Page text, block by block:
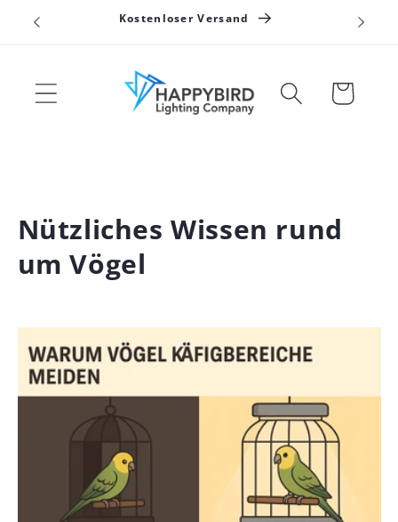
zum
Kostenloser Versand
Warenkorb
Nützliches Wissen rund
um Vögel